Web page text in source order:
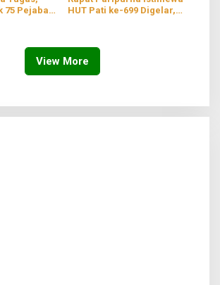
75 Pejabat
HUT Pati ke-699 Digelar,
View More